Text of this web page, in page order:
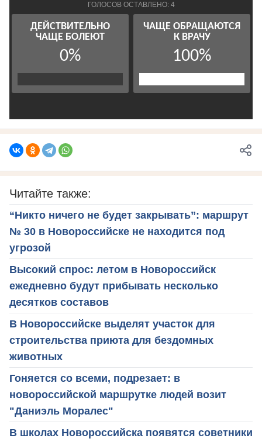
Читайте также:
“Никто ничего не будет закрывать”: маршрут
№ 30 в Новороссийске не находится под
угрозой
Высокий спрос: летом в Новороссийск
ежедневно будут прибывать несколько
десятков составов
В Новороссийске выделят участок для
строительства приюта для бездомных
животных
Гоняется со всеми, подрезает: в
новороссийской маршрутке людей возит
"Даниэль Моралес"
В школах Новороссийска появятся советники